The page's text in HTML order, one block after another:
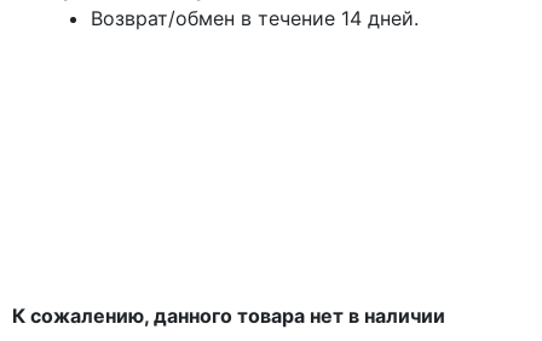
Возврат/обмен в течение 14 дней.
К сожалению, данного товара нет в наличии